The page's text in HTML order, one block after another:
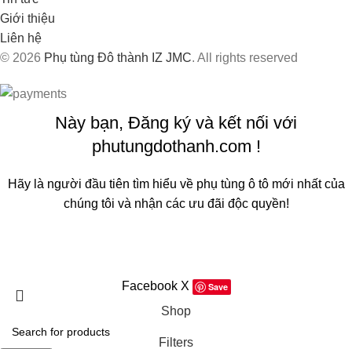
Giới thiệu
Liên hệ
© 2026 Phụ tùng Đô thành IZ JMC. All rights reserved
Này bạn, Đăng ký và kết nối với
phutungdothanh.com !
Hãy là người đầu tiên tìm hiểu về phụ tùng ô tô mới nhất của
chúng tôi và nhận các ưu đãi độc quyền!
Facebook X Save
Shop
Filters